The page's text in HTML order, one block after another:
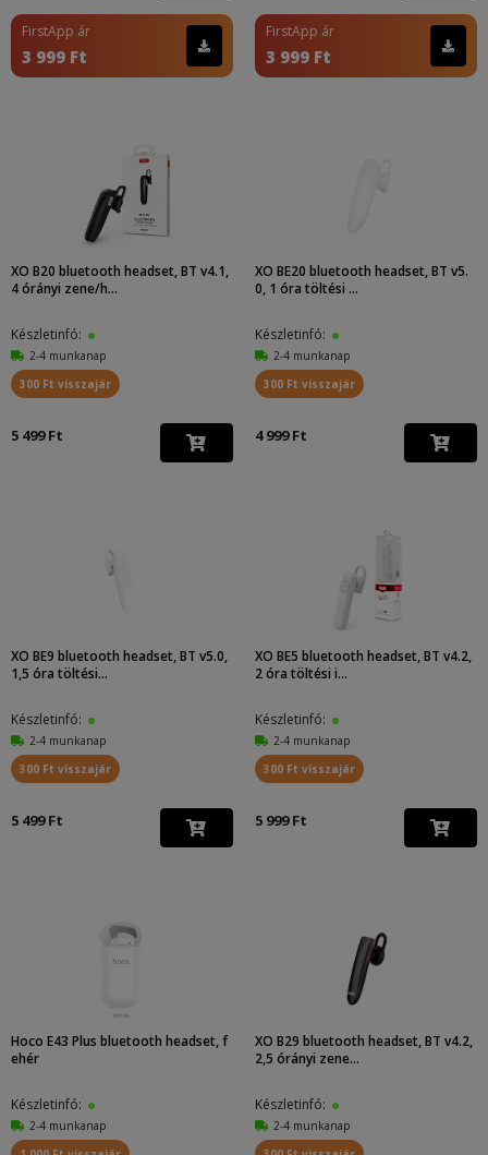
FirstApp ár
3 999 Ft
FirstApp ár
3 999 Ft
XO B20 bluetooth headset, BT v4.1,
4 órányi zene/h...
Készletinfó:
2-4 munkanap
300 Ft visszajár
5 499 Ft
XO BE20 bluetooth headset, BT v5.
0, 1 óra töltési ...
Készletinfó:
2-4 munkanap
300 Ft visszajár
4 999 Ft
XO BE9 bluetooth headset, BT v5.0,
1,5 óra töltési...
Készletinfó:
2-4 munkanap
300 Ft visszajár
5 499 Ft
XO BE5 bluetooth headset, BT v4.2,
2 óra töltési i...
Készletinfó:
2-4 munkanap
300 Ft visszajár
5 999 Ft
Hoco E43 Plus bluetooth headset, f
ehér
Készletinfó:
2-4 munkanap
XO B29 bluetooth headset, BT v4.2,
2,5 órányi zene...
Készletinfó:
2-4 munkanap